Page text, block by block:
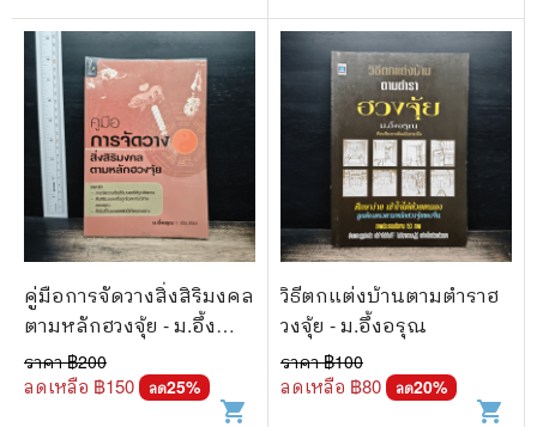
คู่มือการจัดวางสิ่งสิริมงคล
ตามหลักฮวงจุ้ย - ม.อึ้ง
อรุณ
ราคา ฿200
ลดเหลือ ฿150 ลด25%
shopping_cart
วิธีตกแต่งบ้านตามตำราฮ
วงจุ้ย - ม.อึ้งอรุณ
ราคา ฿100
ลดเหลือ ฿80 ลด20%
shopping_cart